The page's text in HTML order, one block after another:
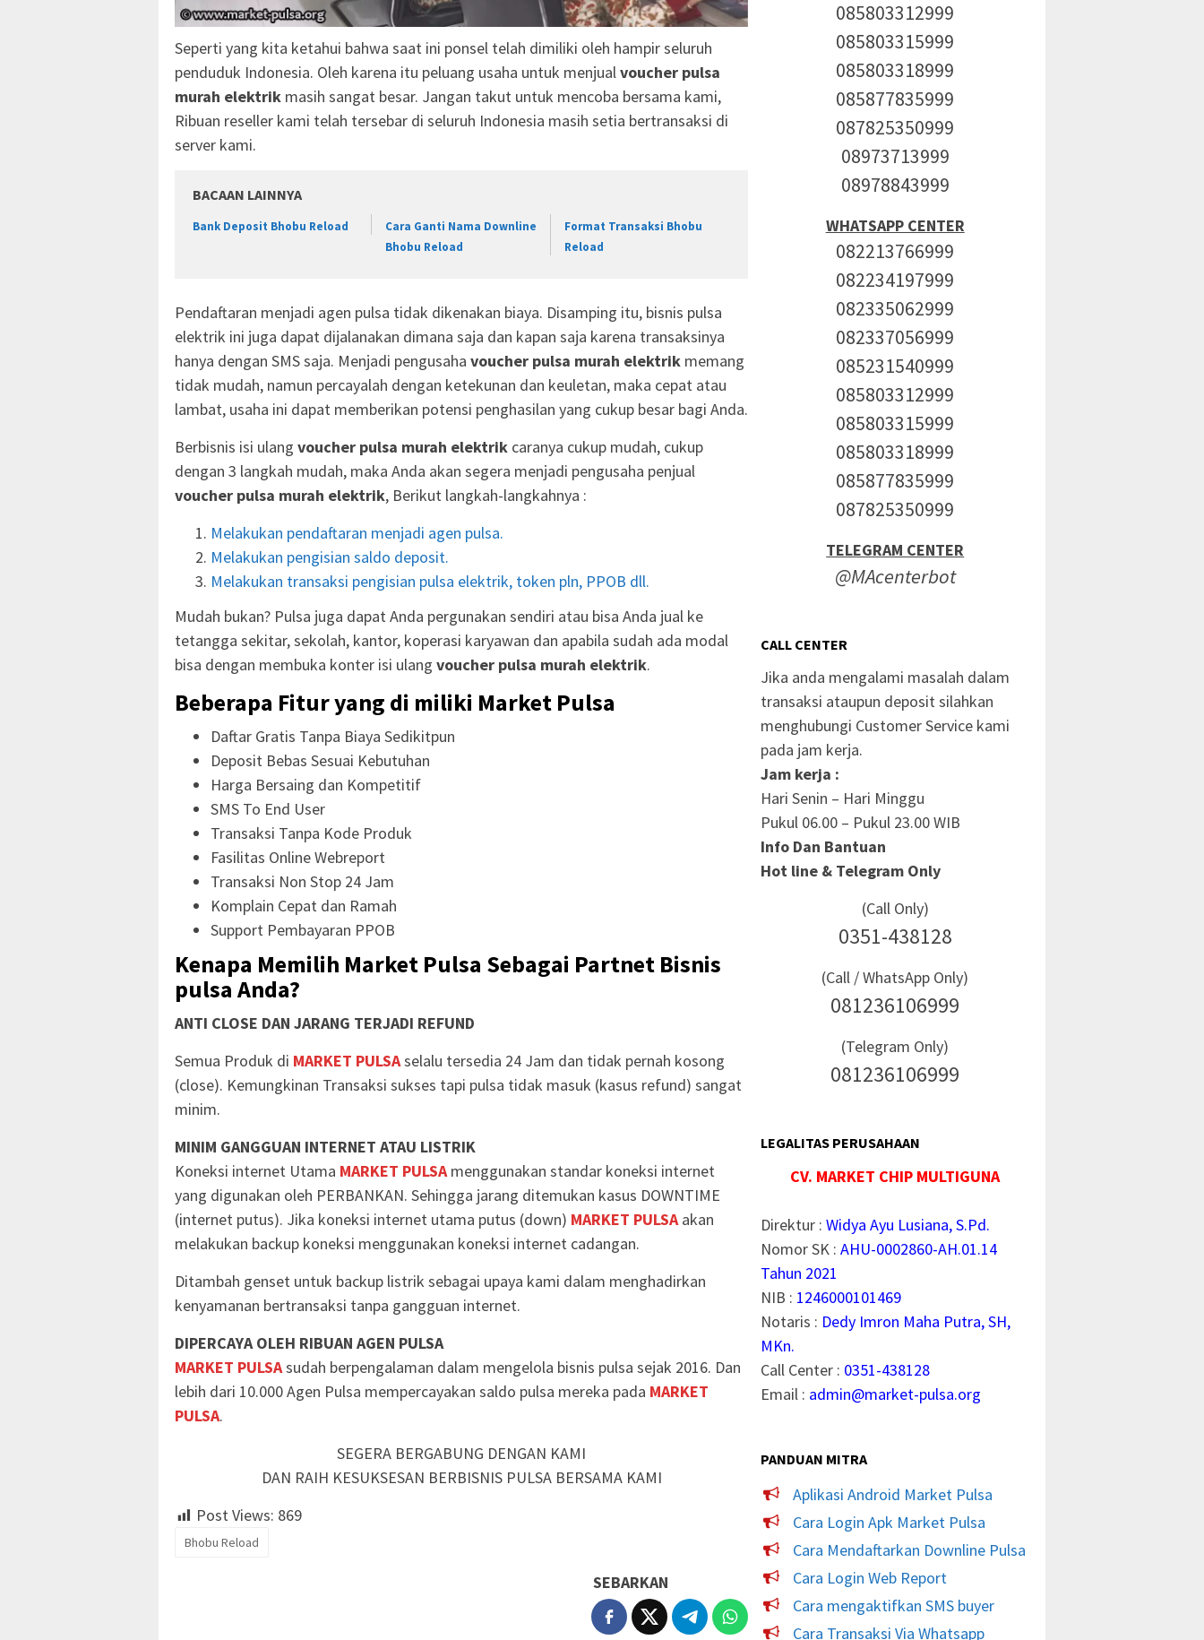
Seperti yang kita ketahui bahwa saat ini ponsel telah dimiliki oleh hampir seluruh
penduduk Indonesia. Oleh karena itu peluang usaha untuk menjualvoucher pulsa
murah elektrik masih sangat besar. Jangan takut untuk mencoba bersama kami,
Ribuan reseller kami telah tersebar di seluruh Indonesia masih setia bertransaksi di
server kami.
BACAAN LAINNYA
Bank Deposit Bhobu Reload
Cara Ganti Nama Downline
Bhobu Reload
Format Transaksi Bhobu
Reload
Pendaftaran menjadi agen pulsa tidak dikenakan biaya. Disamping itu, bisnis pulsa
elektrik ini juga dapat dijalanakan dimana saja dan kapan saja karena transaksinya
hanya dengan SMS saja. Menjadi pengusaha voucher pulsa murah elektrik memang
tidak mudah, namun percayalah dengan ketekunan dan keuletan, maka cepat atau
lambat, usaha ini dapat memberikan potensi penghasilan yang cukup besar bagi Anda.
Berbisnis isi ulang voucher pulsa murah elektrik caranya cukup mudah, cukup
dengan 3 langkah mudah, maka Anda akan segera menjadi pengusaha penjual
voucher pulsa murah elektrik, Berikut langkah-langkahnya :
Melakukan pendaftaran menjadi agen pulsa.
Melakukan pengisian saldo deposit.
Melakukan transaksi pengisian pulsa elektrik, token pln, PPOB dll.
Mudah bukan? Pulsa juga dapat Anda pergunakan sendiri atau bisa Anda jual ke
tetangga sekitar, sekolah, kantor, koperasi karyawan dan apabila sudah ada modal
bisa dengan membuka konter isi ulang voucher pulsa murah elektrik.
Beberapa Fitur yang di miliki Market Pulsa
Daftar Gratis Tanpa Biaya Sedikitpun
Deposit Bebas Sesuai Kebutuhan
Harga Bersaing dan Kompetitif
SMS To End User
Transaksi Tanpa Kode Produk
Fasilitas Online Webreport
Transaksi Non Stop 24 Jam
Komplain Cepat dan Ramah
Support Pembayaran PPOB
Kenapa Memilih Market Pulsa Sebagai Partnet Bisnis
pulsa Anda?
ANTI CLOSE DAN JARANG TERJADI REFUND
Semua Produk di MARKET PULSAselalu tersedia 24 Jam dan tidak pernah kosong
(close). Kemungkinan Transaksi sukses tapi pulsa tidak masuk (kasus refund) sangat
minim.
MINIM GANGGUAN INTERNET ATAU LISTRIK
Koneksi internet Utama MARKET PULSAmenggunakan standar koneksi internet
yang digunakan oleh PERBANKAN. Sehingga jarang ditemukan kasus DOWNTIME
(internet putus). Jika koneksi internet utama putus (down) MARKET PULSAakan
melakukan backup koneksi menggunakan koneksi internet cadangan.
Ditambah genset untuk backup listrik sebagai upaya kami dalam menghadirkan
kenyamanan bertransaksi tanpa gangguan internet.
DIPERCAYA OLEH RIBUAN AGEN PULSA
MARKET PULSAsudah berpengalaman dalam mengelola bisnis pulsa sejak 2016. Dan
lebih dari 10.000 Agen Pulsa mempercayakan saldo pulsa mereka pada MARKET
PULSA.
SEGERA BERGABUNG DENGAN KAMI
DAN RAIH KESUKSESAN BERBISNIS PULSA BERSAMA KAMI
Post Views: 869
Bhobu Reload
SEBARKAN
085803312999
085803315999
085803318999
085877835999
087825350999
08973713999
08978843999
WHATSAPP CENTER
082213766999
082234197999
082335062999
082337056999
085231540999
085803312999
085803315999
085803318999
085877835999
087825350999
TELEGRAM CENTER
@MAcenterbot
CALL CENTER
Jika anda mengalami masalah dalam
transaksi ataupun deposit silahkan
menghubungi Customer Service kami
pada jam kerja.
Jam kerja :
Hari Senin – Hari Minggu
Pukul 06.00 – Pukul 23.00 WIB
Info Dan Bantuan
Hot line & Telegram Only
(Call Only)
0351-438128
(Call / WhatsApp Only)
081236106999
(Telegram Only)
081236106999
LEGALITAS PERUSAHAAN
CV. MARKET CHIP MULTIGUNA
Direktur :Widya Ayu Lusiana, S.Pd.
Nomor SK :AHU-0002860-AH.01.14
Tahun 2021
NIB : 1246000101469
Notaris : Dedy Imron Maha Putra, SH,
MKn.
Call Center : 0351-438128
Email : admin@market-pulsa.org
PANDUAN MITRA
Aplikasi Android Market Pulsa
Cara Login Apk Market Pulsa
Cara Mendaftarkan Downline Pulsa
Cara Login Web Report
Cara mengaktifkan SMS buyer
Cara Transaksi Via Whatsapp